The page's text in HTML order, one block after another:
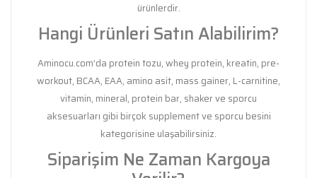
ürünlerdir.
Hangi Ürünleri Satın Alabilirim?
Aminocu.com’da protein tozu, whey protein, kreatin, pre-
workout, BCAA, EAA, amino asit, mass gainer, L-carnitine,
vitamin, mineral, protein bar, shaker ve sporcu
aksesuarları gibi birçok supplement ve sporcu besini
kategorisine ulaşabilirsiniz.
Siparişim Ne Zaman Kargoya